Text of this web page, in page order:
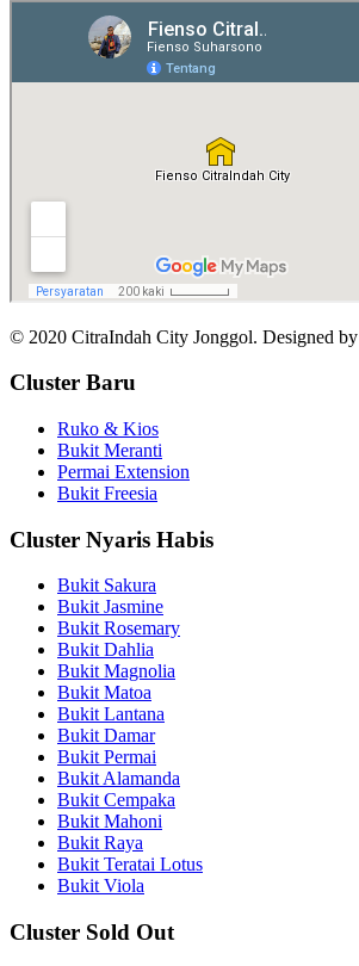
© 2020 CitraIndah City Jonggol. Designed by
Cluster Baru
Ruko & Kios
Bukit Meranti
Permai Extension
Bukit Freesia
Cluster Nyaris Habis
Bukit Sakura
Bukit Jasmine
Bukit Rosemary
Bukit Dahlia
Bukit Magnolia
Bukit Matoa
Bukit Lantana
Bukit Damar
Bukit Permai
Bukit Alamanda
Bukit Cempaka
Bukit Mahoni
Bukit Raya
Bukit Teratai Lotus
Bukit Viola
Cluster Sold Out